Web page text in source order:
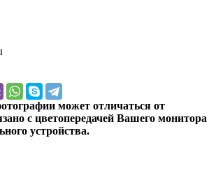
может отличаться от
с цветопередачей Вашего монитора
устройства.